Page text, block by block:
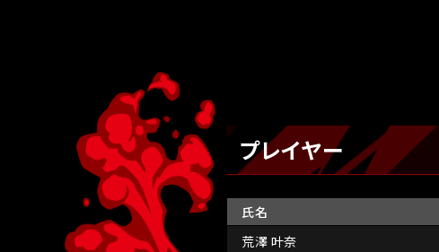
プレイヤー
氏名
荒澤 叶奈